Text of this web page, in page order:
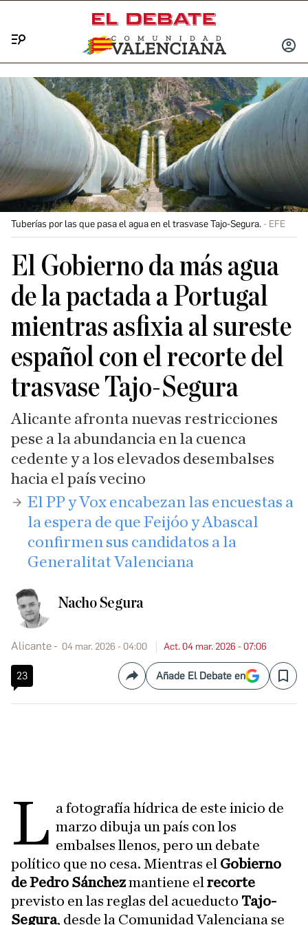
INICIAR
Tuberías por las que pasa el agua en el trasvase Tajo-Segura. EFE
El Gobierno da más agua
de la pactada a Portugal
mientras asfixia al sureste
español con el recorte del
trasvase Tajo-Segura
Alicante afronta nuevas restricciones
pese a la abundancia en la cuenca
cedente y a los elevados desembalses
hacia el país vecino
​El PP y Vox encabezan las encuestas a
la espera de que Feijóo y Abascal
confirmen sus candidatos a la
Generalitat Valenciana
Nacho Segura
Alicante 04 mar. 2026 - 04:00 Act. 04 mar. 2026 - 07:06
23 CompartirAñade El Debate en Save
L a fotografía hídrica de este inicio de
marzo dibuja un país con los
embalses llenos, pero un debate
político que no cesa. Mientras el Gobierno
de Pedro Sánchezmantiene el recorte
previsto en las reglas del acueducto Tajo-
Segura, desde la Comunidad Valenciana se